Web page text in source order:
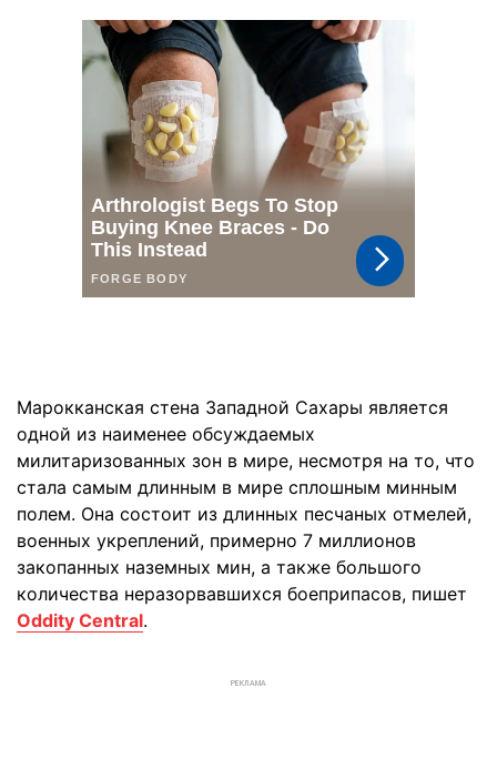
Марокканская стена Западной Сахары является
одной из наименее обсуждаемых
милитаризованных зон в мире, несмотря на то, что
стала самым длинным в мире сплошным минным
полем. Она состоит из длинных песчаных отмелей,
военных укреплений, примерно 7 миллионов
закопанных наземных мин, а также большого
количества неразорвавшихся боеприпасов, пишет
Oddity Central.
РЕКЛАМА